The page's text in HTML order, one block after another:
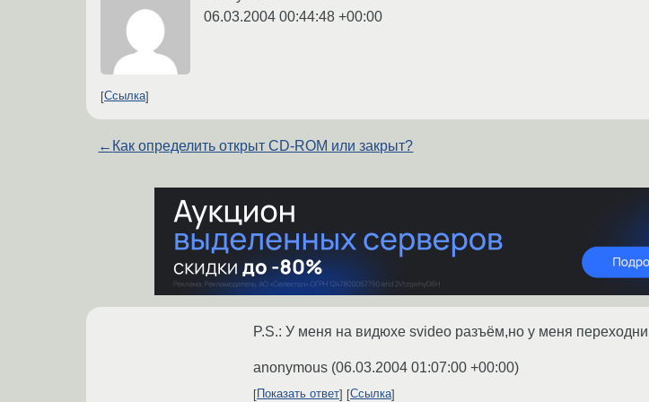
06.03.2004 00:44:48 +00:00
Ссылка
← Как определить открыт CD-ROM или закрыт?
P.S.: У меня на видюхе svideo разъём,но у меня
anonymous (06.03.2004 01:07:00 +00:00)
Показать ответ Ссылка